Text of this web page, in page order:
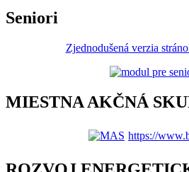
Seniori
Zjednodušená verzia
MIESTNA AKČNÁ
https://